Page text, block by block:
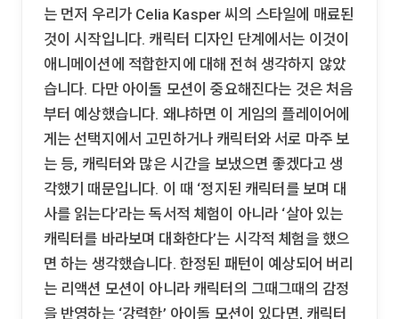
는 먼저 우리가 Celia Kasper 씨의 스타일에 매료된
것이 시작입니다. 캐릭터 디자인 단계에서는 이것이
애니메이션에 적합한지에 대해 전혀 생각하지 않았
습니다. 다만 아이돌 모션이 중요해진다는 것은 처음
부터 예상했습니다. 왜냐하면 이 게임의 플레이어에
게는 선택지에서 고민하거나 캐릭터와 서로 마주 보
는 등, 캐릭터와 많은 시간을 보냈으면 좋겠다고 생
각했기 때문입니다. 이 때 ‘정지된 캐릭터를 보며 대
사를 읽는다’라는 독서적 체험이 아니라 ‘살아 있는
캐릭터를 바라보며 대화한다’는 시각적 체험을 했으
면 하는 생각했습니다. 한정된 패턴이 예상되어 버리
는 리액션 모션이 아니라 캐릭터의 그때그때의 감정
을 반영하는 ‘강력한’ 아이돌 모션이 있다면, 캐릭터